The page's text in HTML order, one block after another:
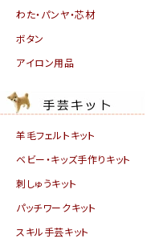
わた・パンヤ・芯材
ボタン
アイロン用品
羊毛フェルトキット
ベビー・キッズ手作りキット
刺しゅうキット
パッチワークキット
スキル手芸キット